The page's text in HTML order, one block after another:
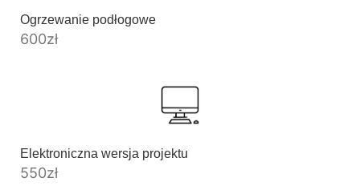
Ogrzewanie podłogowe
600zł
Elektroniczna wersja projektu
550zł